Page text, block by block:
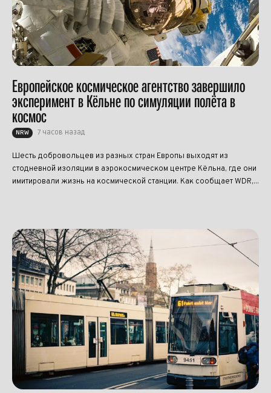
Европейское космическое агентство завершило
эксперимент в Кёльне по симуляции полёта в
космос
NRW 7 часов назад
Шесть добровольцев из разных стран Европы выходят из
стодневной изоляции в аэрокосмическом центре Кёльна, где они
имитировали жизнь на космической станции. Как сообщает WDR,...